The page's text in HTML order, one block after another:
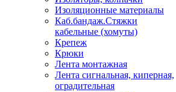
Изоляционные материалы
Каб.бандаж.Стяжки
кабельные (хомуты)
Крепеж
Крюки
Лента монтажная
Лента сигнальная, киперная,
оградительная